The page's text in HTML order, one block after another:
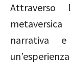
Attraverso
narrativa